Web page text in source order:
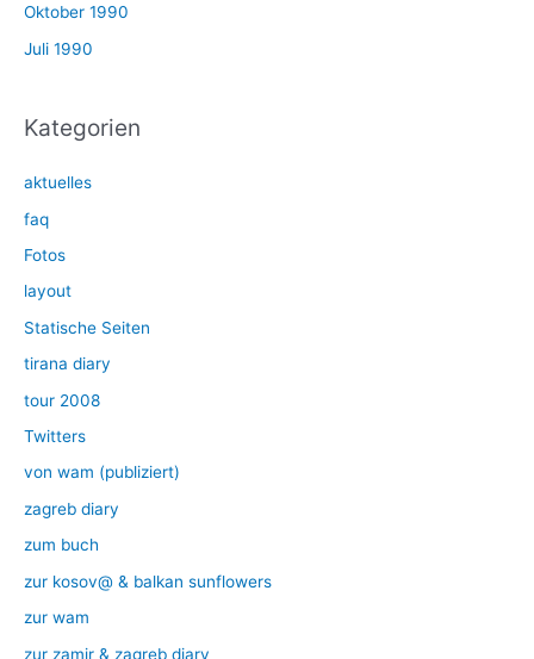
Oktober 1990
Juli 1990
Kategorien
aktuelles
faq
Fotos
layout
Statische Seiten
tirana diary
tour 2008
Twitters
von wam (publiziert)
zagreb diary
zum buch
zur kosov@ & balkan sunflowers
zur wam
zur zamir & zagreb diary